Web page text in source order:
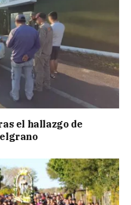
el hallazgo de